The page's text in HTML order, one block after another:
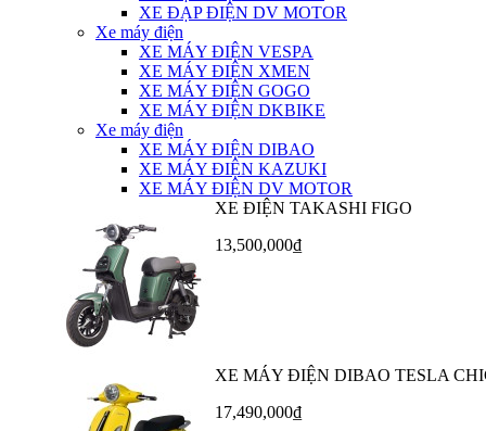
XE ĐẠP ĐIỆN DV MOTOR
Xe máy điện
XE MÁY ĐIỆN VESPA
XE MÁY ĐIỆN XMEN
XE MÁY ĐIỆN GOGO
XE MÁY ĐIỆN DKBIKE
Xe máy điện
XE MÁY ĐIỆN DIBAO
XE MÁY ĐIỆN KAZUKI
XE MÁY ĐIỆN DV MOTOR
XE ĐIỆN TAKASHI FIGO
13,500,000₫
XE MÁY ĐIỆN DIBAO TESLA
17,490,000₫